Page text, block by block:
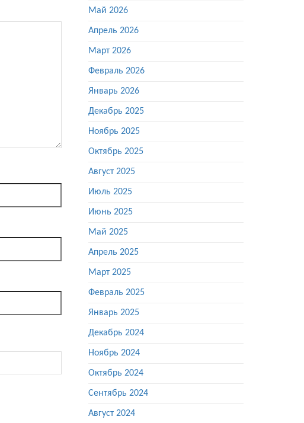
Май 2026
Апрель 2026
Март 2026
Февраль 2026
Январь 2026
Декабрь 2025
Ноябрь 2025
Октябрь 2025
Август 2025
Июль 2025
Июнь 2025
Май 2025
Апрель 2025
Март 2025
Февраль 2025
Январь 2025
Декабрь 2024
Ноябрь 2024
Октябрь 2024
Сентябрь 2024
Август 2024